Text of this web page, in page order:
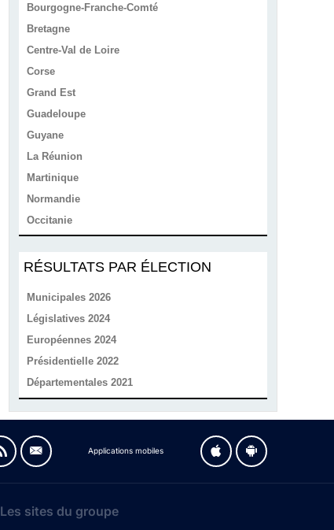
Bourgogne-Franche-Comté
Bretagne
Centre-Val de Loire
Corse
Grand Est
Guadeloupe
Guyane
La Réunion
Martinique
Normandie
Occitanie
RÉSULTATS PAR ÉLECTION
Municipales 2026
Législatives 2024
Européennes 2024
Présidentielle 2022
Départementales 2021
Applications mobiles
Les sites du groupe